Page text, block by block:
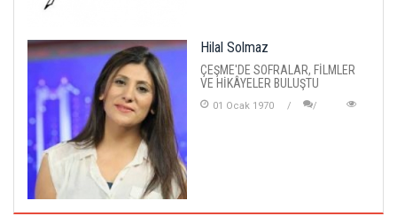
Hilal Solmaz
ÇEŞME'DE SOFRALAR, FİLMLER
VE HİKÂYELER BULUŞTU
01 Ocak 1970